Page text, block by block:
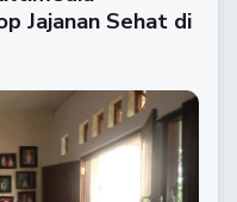
Jajanan Sehat di